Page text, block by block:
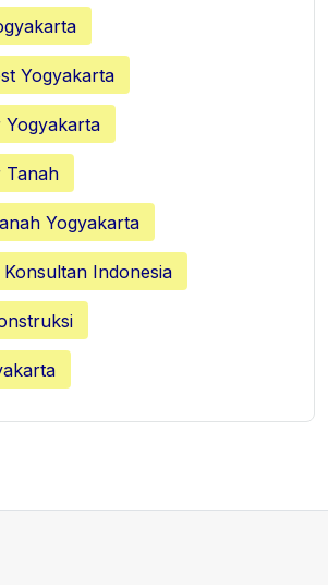
Yogyakarta
Yogyakarta
Tanah
Yogyakarta
Indonesia